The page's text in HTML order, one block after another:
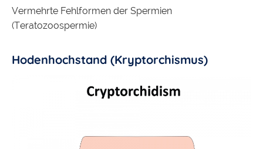
Vermehrte Fehlformen der Spermien
(Teratozoospermie)
Hodenhochstand (Kryptorchismus)